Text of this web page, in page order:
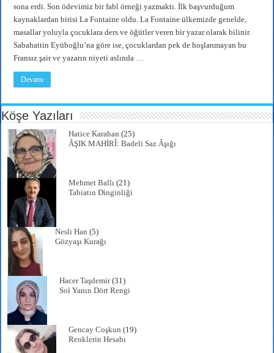
sona erdi. Son ödevimiz bir fabl örneği yazmaktı. İlk başvurduğum
kaynaklardan birisi La Fontaine oldu. La Fontaine ülkemizde genelde,
masallar yoluyla çocuklara ders ve öğütler veren bir yazar olarak bilinir.
Sabahattin Eyüboğlu’na göre ise, çocuklardan pek de hoşlanmayan bu
Fransız şair ve yazarın niyeti aslında …
Devamı
Köşe Yazıları
Hatice Karahan (25)
ÂŞIK MAHİRÎ: Badeli Saz Âşığı
Mehmet Ballı (21)
Tabiatın Dinginliği
Nesli Han (5)
Gözyaşı Kurağı
Hacer Taşdemir(31)
Sol Yanın Dört Rengi
Gencay Coşkun (19)
Renklerin Hesabı